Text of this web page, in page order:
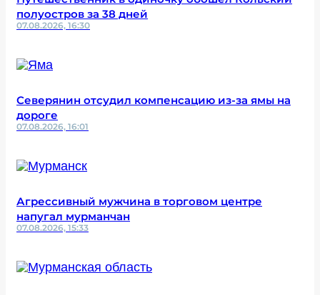
полуостров за 38 дней
07.08.2026, 16:30
Северянин отсудил компенсацию из-за ямы на
дороге
07.08.2026, 16:01
Агрессивный мужчина в торговом центре
напугал мурманчан
07.08.2026, 15:33